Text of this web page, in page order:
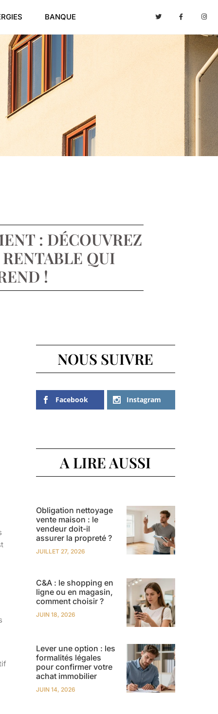
BANQUE
: DÉCOUVREZ
QUI
!
NOUS SUIVRE
Facebook Instagram
A LIRE AUSSI
Obligation nettoyage
vente maison : le
vendeur doit-il
assurer la propreté ?
JUILLET 27, 2026
C&A : le shopping en
ligne ou en magasin,
comment choisir ?
JUIN 18, 2026
Lever une option : les
formalités légales
pour confirmer votre
achat immobilier
JUIN 14, 2026